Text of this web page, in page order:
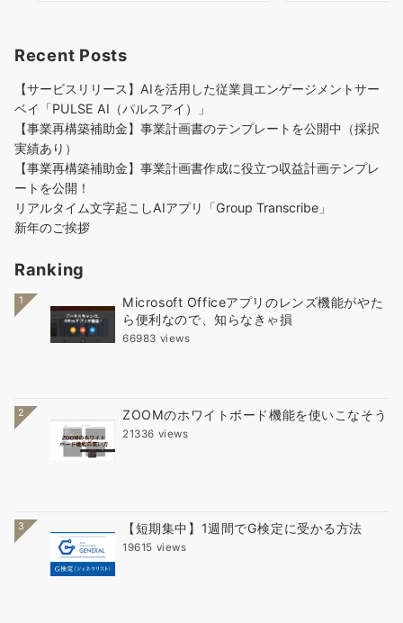
Recent Posts
【サービスリリース】AIを活用した従業員エンゲージメントサー
ベイ「PULSE AI（パルスアイ）」
【事業再構築補助金】事業計画書のテンプレートを公開中（採択
実績あり）
【事業再構築補助金】事業計画書作成に役立つ収益計画テンプレ
ートを公開！
リアルタイム文字起こしAIアプリ「Group Transcribe」
新年のご挨拶
Ranking
1
Microsoft Officeアプリのレンズ機能がやた
ら便利なので、知らなきゃ損
66983 views
2 ZOOMのホワイトボード機能を使いこなそう
21336 views
3 【短期集中】1週間でG検定に受かる方法
19615 views